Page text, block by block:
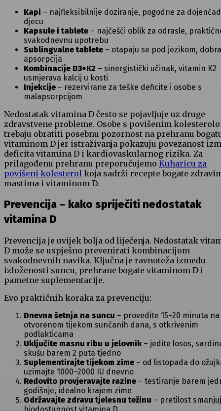
Kapi – najfleksibilnije doziranje, pogodne za
djecu
Kapsule i tablete – najčešći oblik za odrasle,
svakodnevnu upotrebu
Sublingvalne tablete – otapaju se pod jezikom, dobra
apsorpcija
Kombinacije D3+K2 – sinergistički učinak, vitamin K2
usmjerava kalcij u kosti
Injekcije – rezervirane za teške deficite i osobe s
malapsorpcijom
Nedostatak vitamina D često se pojavljuje uz druge
zdravstvene probleme. Osobe s povišenim
trebaju obratiti posebnu pozornost na prehranu
vitaminom D jer istraživanja pokazuju povezanost
deficita vitamina D i kardiovaskularnog rizika. Za
prilagođenu prehranu preporučujemo Kuharicu za
povišeni kolesterol koja sadrži recepte bogate
mastima i vitaminom D.
Prevencija – kako spriječiti nedostatak
vitamina D
Prevencija je uvijek bolja od liječenja. Nedostatak
D može se uspješno prevenirati kombinacijom
svakodnevnih navika. Ključna je ravnoteža između
izloženosti suncu, prehrane bogate vitaminom D i
pametne suplementacije.
Evo praktičnih koraka za prevenciju:
Dnevna šetnja na suncu – provedite 15–20 minuta na
otvorenom tijekom sunčanih dana, s otkrivenim
podlakticama
Uključite masnu ribu u jelovnik– jedite losos,
skušu barem 2 puta tjedno
Suplementirajte tijekom zime – od listopada do
uzimajte 1000–2000 IU dnevno
Redovito provjeravajte razine – testiranje barem
godišnje, idealno krajem zime
Održavajte zdravu tjelesnu težinu – pretilost